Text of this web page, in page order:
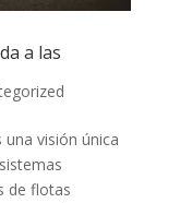
a las
visión única
de flotas